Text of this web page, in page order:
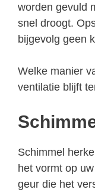
worden gevuld
snel droogt.
bijgevolg geen
Welke manier
ventilatie blijft
Schimmel
het vormt op
geur die het